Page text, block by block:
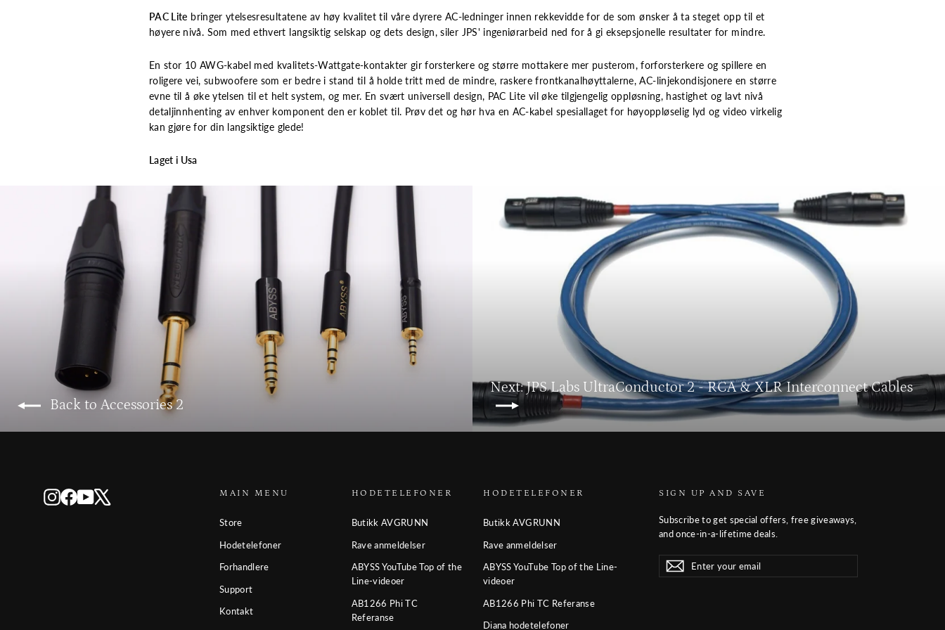
PAC Lite bringer ytelsesresultatene av høy kvalitet til våre dyrere AC-ledninger innen rekkevidde for de som ønsker å ta steget opp til et
høyere nivå. Som med ethvert langsiktig selskap og dets design, siler JPS' ingeniørarbeid ned for å gi eksepsjonelle resultater for mindre.
En stor 10 AWG-kabel med kvalitets-Wattgate-kontakter gir forsterkere og større mottakere mer pusterom, forforsterkere og spillere en
roligere vei, subwoofere som er bedre i stand til å holde tritt med de mindre, raskere frontkanalhøyttalerne, AC-linjekondisjonere en større
evne til å øke ytelsen til et helt system, og mer. En svært universell design, PAC Lite vil øke tilgjengelig oppløsning, hastighet og lavt nivå
detaljinnhenting av enhver komponent den er koblet til. Prøv det og hør hva en AC-kabel spesiallaget for høyoppløselig lyd og video virkelig
kan gjøre for din langsiktige glede!
Laget i Usa
Back to Accessories 2
Next: JPS Labs UltraConductor 2 - RCA & XLR Interconnect Cables
Instagram
Facebook
YouTube MAIN MENU
Store
Hodetelefoner
Forhandlere
Support
Kontakt
HODETELEFONER
Butikk AVGRUNN
Rave anmeldelser
ABYSS YouTube Top of the
Line-videoer
AB1266 Phi TC
Referanse
HODETELEFONER
Butikk AVGRUNN
Rave anmeldelser
ABYSS YouTube Top of the Line-
videoer
AB1266 Phi TC Referanse
Diana hodetelefoner
SIGN UP AND SAVE
Subscribe to get special offers, free giveaways,
and once-in-a-lifetime deals.
Enter
your
SubscribeSubscribe